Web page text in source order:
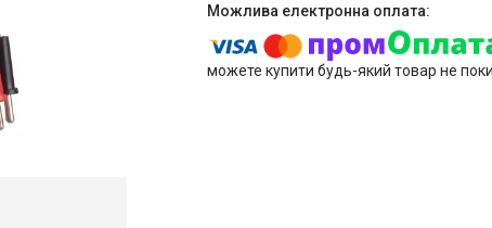
можете купити будь-який товар не